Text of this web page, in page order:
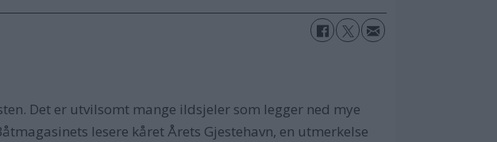
Det er utvilsomt mange ildsjeler som legger ned mye
lesere kåret Årets Gjestehavn, en utmerkelse